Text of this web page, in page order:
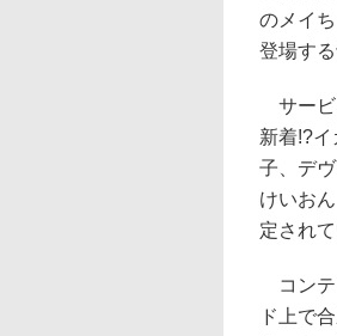
のメイ
登場す
サービ
新着!?
子、デ
けいお
定されて
コンテ
ド上で